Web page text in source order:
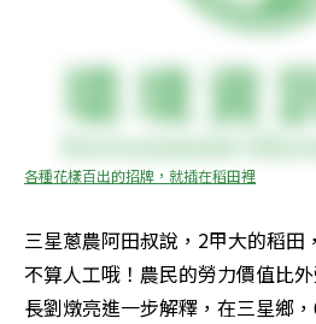
各種花樣百出的招牌，就插在稻田裡
三星蔥農阿田叔說，2甲大的稻田
不算人工哦！農民的勞力價值比
長劉燉亮進一步解釋，在三星鄉